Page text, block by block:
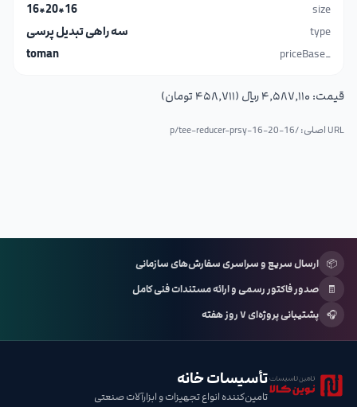
size
16*20*16
type
سه راهی تبدیل پرسی
_priceBase
toman
قیمت: ۴٬۵۸۷٬۱۱۰ ریال (۴۵۸٬۷۱۱ تومان)
URL اصلی: /p/ tee-reducer-prsy-16-20-16
📦 ارسال سریع و سراسری سفارش‌های سازمانی
🧾
صدور فاکتور رسمی و ارائه مستندات فنی کامل
🎧 پشتیبانی پروژه‌ای ۷ روز هفته
تأسیسات خانه
تامین‌کننده انواع تجهیزات و ابزارآلات صنعتی